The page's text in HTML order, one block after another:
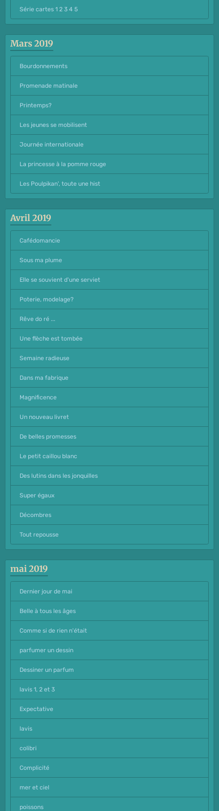
Série cartes 1 2 3 4 5
Mars 2019
Bourdonnements
Promenade matinale
Printemps?
Les jeunes se mobilisent
Journée internationale
La princesse à la pomme rouge
Les Poulpikan', toute une hist
Avril 2019
Cafédomancie
Sous ma plume
Elle se souvient d'une serviet
Poterie, modelage?
Rêve do ré ...
Une flèche est tombée
Semaine radieuse
Dans ma fabrique
Magnificence
Un nouveau livret
De belles promesses
Le petit caillou blanc
Des lutins dans les jonquilles
Super égaux
Décombres
Tout repousse
mai 2019
Dernier jour de mai
Belle à tous les âges
Comme si de rien n'était
parfumer un dessin
Dessiner un parfum
lavis 1, 2 et 3
Expectative
lavis
colibri
Complicité
mer et ciel
poissons